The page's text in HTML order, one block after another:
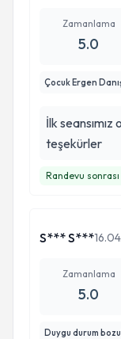
Zamanlama
5.0
Çocuk Ergen
İlk
teşekürler
Randevu sonrası
S*** S***
Zamanlama
5.0
Duygu durum